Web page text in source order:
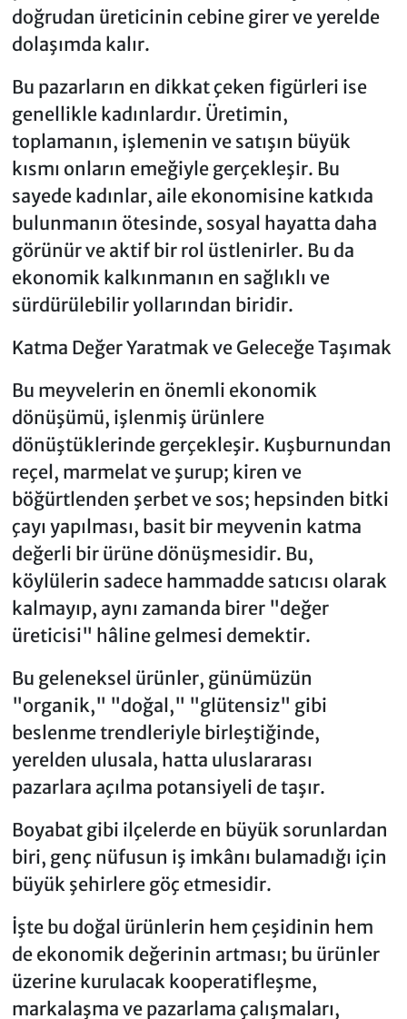
doğrudan üreticinin cebine girer ve yerelde
dolaşımda kalır.
Bu pazarların en dikkat çeken figürleri ise
genellikle kadınlardır. Üretimin,
toplamanın, işlemenin ve satışın büyük
kısmı onların emeğiyle gerçekleşir. Bu
sayede kadınlar, aile ekonomisine katkıda
bulunmanın ötesinde, sosyal hayatta daha
görünür ve aktif bir rol üstlenirler. Bu da
ekonomik kalkınmanın en sağlıklı ve
sürdürülebilir yollarından biridir.
Katma Değer Yaratmak ve Geleceğe Taşımak
Bu meyvelerin en önemli ekonomik
dönüşümü, işlenmiş ürünlere
dönüştüklerinde gerçekleşir. Kuşburnundan
reçel, marmelat ve şurup; kiren ve
böğürtlenden şerbet ve sos; hepsinden bitki
çayı yapılması, basit bir meyvenin katma
değerli bir ürüne dönüşmesidir. Bu,
köylülerin sadece hammadde satıcısı olarak
kalmayıp, aynı zamanda birer "değer
üreticisi" hâline gelmesi demektir.
Bu geleneksel ürünler, günümüzün
"organik," "doğal," "glütensiz" gibi
beslenme trendleriyle birleştiğinde,
yerelden ulusala, hatta uluslararası
pazarlara açılma potansiyeli de taşır.
Boyabat gibi ilçelerde en büyük sorunlardan
biri, genç nüfusun iş imkânı bulamadığı için
büyük şehirlere göç etmesidir.
İşte bu doğal ürünlerin hem çeşidinin hem
de ekonomik değerinin artması; bu ürünler
üzerine kurulacak kooperatifleşme,
markalaşma ve pazarlama çalışmaları,